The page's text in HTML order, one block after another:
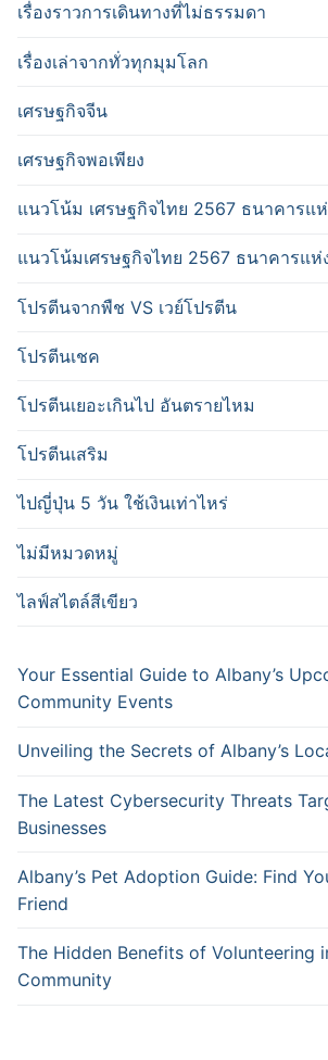
เรื่องราวการเดินทางที่ไม่ธรรมดา
เรื่องเล่าจากทั่วทุกมุมโลก
เศรษฐกิจจีน
เศรษฐกิจพอเพียง
แนวโน้ม เศรษฐกิจไทย 2567 ธนาคารแห่
แนวโน้มเศรษฐกิจไทย 2567 ธนาคารแห่
โปรตีนจากพืช VS เวย์โปรตีน
โปรตีนเชค
โปรตีนเยอะเกินไป อันตรายไหม
โปรตีนเสริม
ไปญี่ปุ่น 5 วัน ใช้เงินเท่าไหร่
ไม่มีหมวดหมู่
ไลฟ์สไตล์สีเขียว
Your Essential Guide to Albany’s
Community Events
Unveiling the Secrets of Albany’s
The Latest Cybersecurity Threats
Businesses
Albany’s Pet Adoption Guide: Find
Friend
The Hidden Benefits of Volunteering
Community